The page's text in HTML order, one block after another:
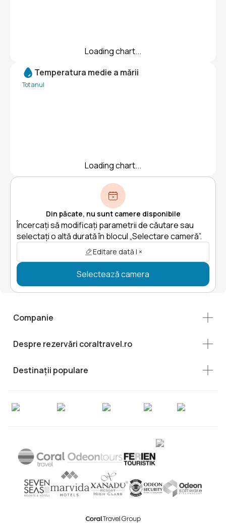
Loading chart...
Temperatura medie a mării
Tot anul
Loading chart...
Din păcate, nu sunt camere disponibile
Încercați să modificați parametrii de căutare sau
selectați o altă durată în blocul „Selectare cameră”.
Editare dată | ×
Selectează camera
Companie
Despre rezervări coraltravel.ro
Destinații populare